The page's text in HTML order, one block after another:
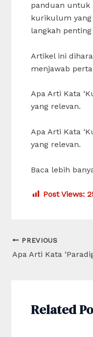
panduan untuk
kurikulum yang
langkah
Artikel ini
menjawab
Apa Arti Kata
yang relevan.
Apa Arti Kata
yang relevan.
Baca lebih
Post Views:
Post
navigation
PREVIOUS
Related